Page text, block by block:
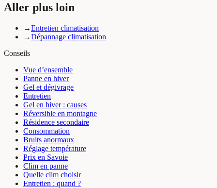
Aller plus loin
→Entretien climatisation
→Dépannage climatisation
Conseils
Vue d’ensemble
Panne en hiver
Gel et dégivrage
Entretien
Gel en hiver : causes
Réversible en montagne
Résidence secondaire
Consommation
Bruits anormaux
Réglage température
Prix en Savoie
Clim en panne
Quelle clim choisir
Entretien : quand ?